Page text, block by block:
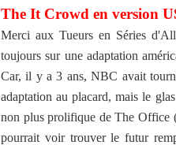
The It Crowd en version
Merci aux Tueurs en Séries
toujours sur une adaptation
Car, il y a 3 ans, NBC avait
adaptation au placard, mais le
non plus prolifique de The Office
pourrait voir trouver le futur